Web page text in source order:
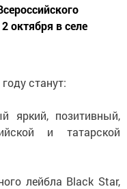
октября в селе
станут:
позитивный,
и татарской
лейбла Black Star,